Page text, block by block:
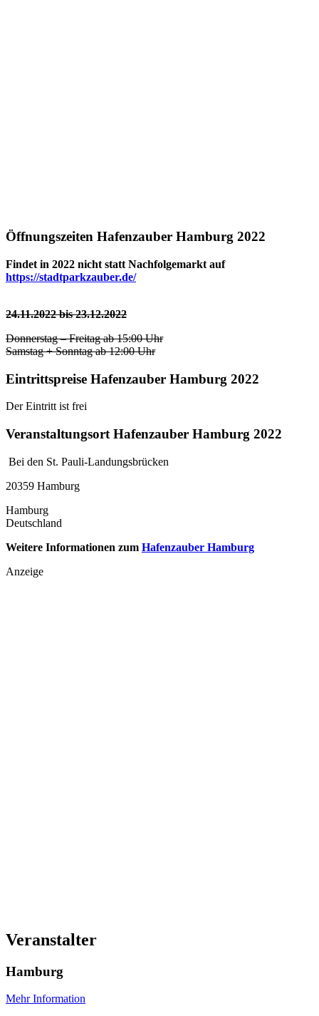
Öffnungszeiten Hafenzauber Hamburg 2022
Findet in 2022 nicht statt Nachfolgemarkt auf
https://stadtparkzauber.de/
24.11.2022 bis 23.12.2022
Donnerstag – Freitag ab 15:00 Uhr
Samstag + Sonntag ab 12:00 Uhr
Eintrittspreise Hafenzauber Hamburg 2022
Der Eintritt ist frei
Veranstaltungsort Hafenzauber Hamburg 2022
Bei den St. Pauli-Landungsbrücken
20359 Hamburg
Hamburg
Deutschland
Weitere Informationen zum Hafenzauber Hamburg
Anzeige
Veranstalter
Hamburg
Mehr Information